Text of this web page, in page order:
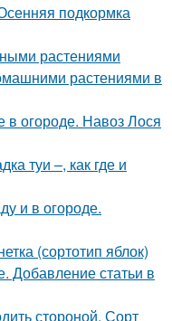
подкормка
растениями
растениями в
в огороде. Навоз Лося
туи –, как где и
и в огороде.
(сортотип яблок)
Добавление статьи в
стороной. Сорт